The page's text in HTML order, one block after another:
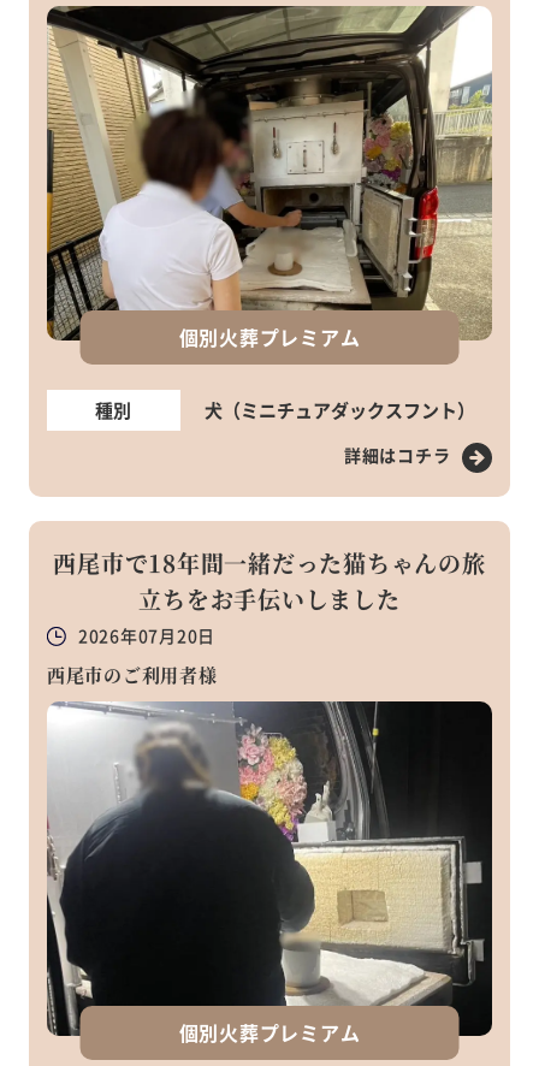
個別火葬プレミアム
種別 犬（ミニチュアダックスフント）
詳細はコチラ
西尾市で18年間一緒だった猫ちゃんの旅
立ちをお手伝いしました
2026年07月20日
西尾市のご利用者様
個別火葬プレミアム